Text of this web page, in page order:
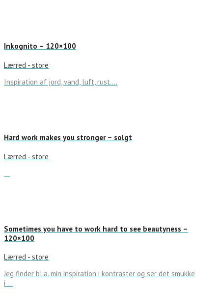
Inkognito – 120×100
Lærred - store
Inspiration af jord, vand, luft, rust….
Hard work makes you stronger – solgt
Lærred - store
Sometimes you have to work hard to see beautyness –
120×100
Lærred - store
Jeg finder bl.a. min inspiration i kontraster og ser det smukke
i …